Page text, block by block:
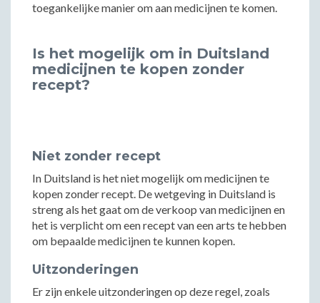
toegankelijke manier om aan medicijnen te komen.
Is het mogelijk om in Duitsland
medicijnen te kopen zonder
recept?
Niet zonder recept
In Duitsland is het niet mogelijk om medicijnen te
kopen zonder recept. De wetgeving in Duitsland is
streng als het gaat om de verkoop van medicijnen en
het is verplicht om een recept van een arts te hebben
om bepaalde medicijnen te kunnen kopen.
Uitzonderingen
Er zijn enkele uitzonderingen op deze regel, zoals